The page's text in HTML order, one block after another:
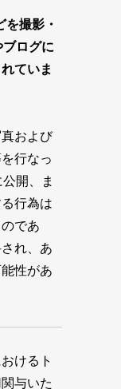
撮影・
ログに
ていま
および
行なっ
開、ま
行為は
であ
れ、あ
性があ
けるト
与いた